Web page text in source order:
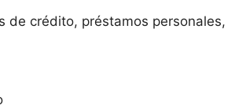
de crédito, préstamos personales,